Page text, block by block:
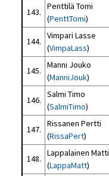
143.
Penttilä Tomi
(PenttTomi)
144.
Vimpari Lasse
(VimpaLass)
145.
Manni Jouko
(ManniJouk)
146.
Salmi Timo
(SalmiTimo)
147.
Rissanen Pertti
(RissaPert)
148.
Lappalainen Matti
(LappaMatt)